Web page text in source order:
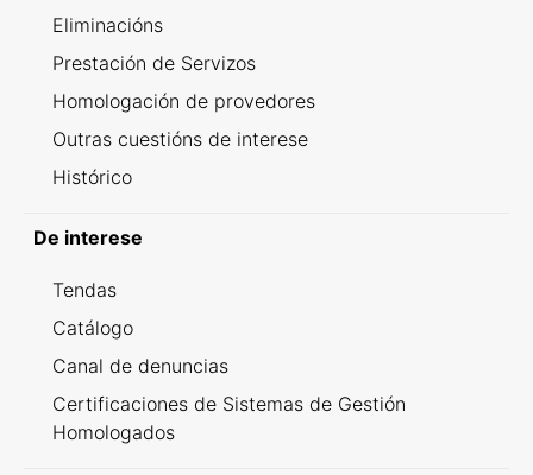
Eliminacións
Prestación de Servizos
Homologación de provedores
Outras cuestións de interese
Histórico
De interese
Tendas
Catálogo
Canal de denuncias
Certificaciones de Sistemas de Gestión
Homologados